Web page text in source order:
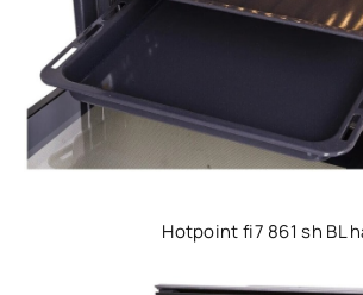
Hotpoint fi7 861 sh BL